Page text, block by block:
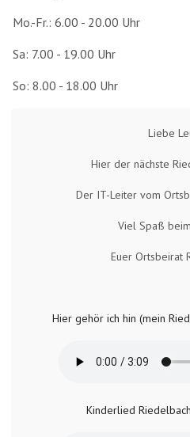
Mo.-Fr.: 6.00 - 20.00 Uhr
Sa: 7.00 - 19.00 Uhr
So: 8.00 - 18.00 Uhr
Liebe
Hier der nächste
Der IT-Leiter vom
Viel Spaß
Euer Ortsbeirat
Hier gehör ich hin (mein
Kinderlied